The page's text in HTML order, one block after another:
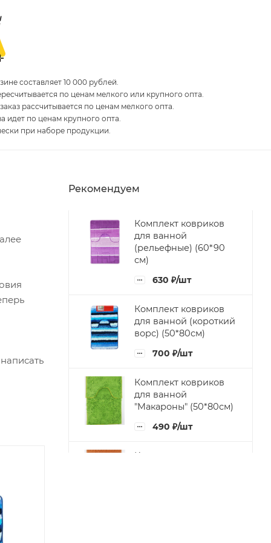
составляет 10 000 рублей.
по ценам мелкого или крупного опта.
рассчитывается по ценам мелкого опта.
идет по ценам крупного опта.
при наборе продукции.
Рекомендуем
Комплект ковриков
для ванной
(рельефные) (60*90
см)
630 ₽/шт
Комплект ковриков
для ванной (короткий
ворс) (50*80см)
700 ₽/шт
Комплект ковриков
для ванной
"Макароны" (50*80см)
490 ₽/шт
Комплект ковриков